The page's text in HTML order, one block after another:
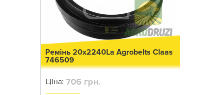
Ремінь 20x2240La Agrobelts Claas
746509
Ціна: 706 грн.